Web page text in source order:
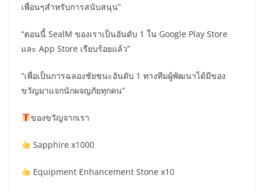
เพื่อนๆสำหรับการสนับสนุน”
“ตอนนี้ SealM ของเราเป็นอันดับ 1 ใน Google Play Store
และ App Store เรียบร้อยแล้ว”
“เพื่อเป็นการฉลองชัยชนะอันดับ 1 ทางทีมผู้พัฒนาได้มีของ
ขวัญมาแจกนักผจญภัยทุกคน”
ของขวัญจากเรา
Sapphire x1000
Equipment Enhancement Stone x10